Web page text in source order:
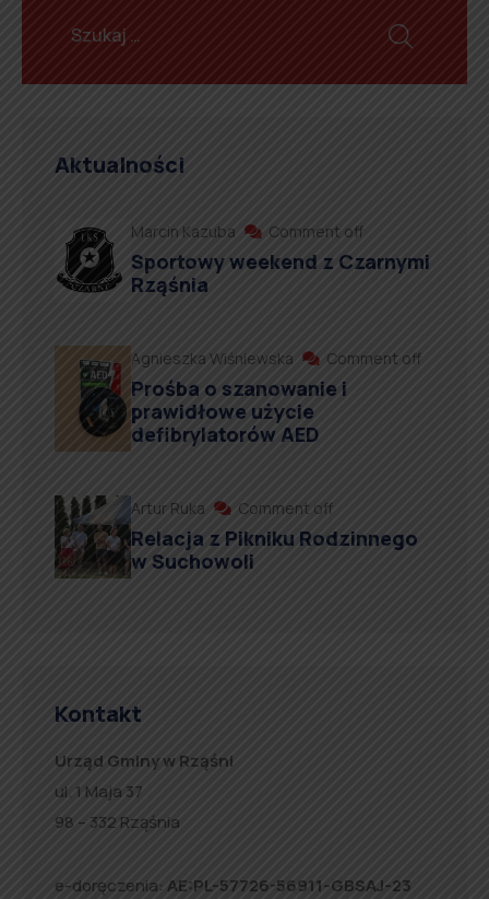
Aktualności
Marcin Kazuba Comment off
Sportowy weekend z Czarnymi
Rząśnia
Agnieszka Wiśniewska Comment off
Prośba o szanowanie i
prawidłowe użycie
defibrylatorów AED
Artur Ruka Comment off
Relacja z Pikniku Rodzinnego
w Suchowoli
Kontakt
Urząd Gminy w Rząśni
ul. 1 Maja 37
98 – 332 Rząśnia
e-doręczenia: AE:PL-57726-56911-GBSAJ-23